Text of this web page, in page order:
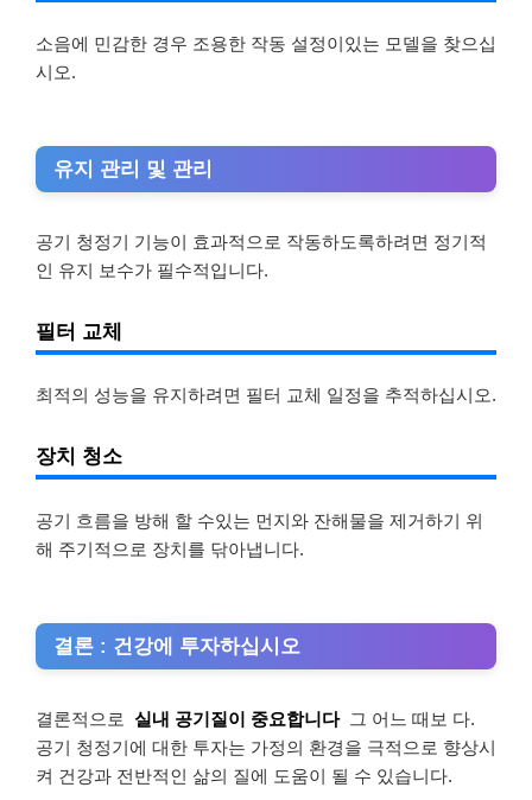
소음에 민감한 경우 조용한 작동 설정이있는 모델을 찾으십
시오.
유지 관리 및 관리
공기 청정기 기능이 효과적으로 작동하도록하려면 정기적
인 유지 보수가 필수적입니다.
필터 교체
최적의 성능을 유지하려면 필터 교체 일정을 추적하십시오.
장치 청소
공기 흐름을 방해 할 수있는 먼지와 잔해물을 제거하기 위
해 주기적으로 장치를 닦아냅니다.
결론 : 건강에 투자하십시오
결론적으로 실내 공기질이 중요합니다 그 어느 때보 다.
공기 청정기에 대한 투자는 가정의 환경을 극적으로 향상시
켜 건강과 전반적인 삶의 질에 도움이 될 수 있습니다.